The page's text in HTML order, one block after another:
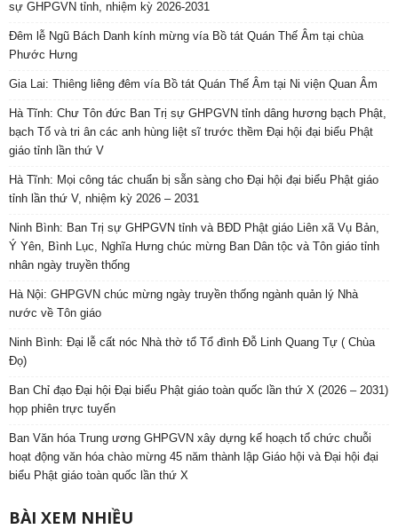
sự GHPGVN tỉnh, nhiệm kỳ 2026-2031
Đêm lễ Ngũ Bách Danh kính mừng vía Bồ tát Quán Thế Âm tại chùa
Phước Hưng
Gia Lai: Thiêng liêng đêm vía Bồ tát Quán Thế Âm tại Ni viện Quan Âm
Hà Tĩnh: Chư Tôn đức Ban Trị sự GHPGVN tỉnh dâng hương bạch Phật,
bạch Tổ và tri ân các anh hùng liệt sĩ trước thềm Đại hội đại biểu Phật
giáo tỉnh lần thứ V
Hà Tĩnh: Mọi công tác chuẩn bị sẵn sàng cho Đại hội đại biểu Phật giáo
tỉnh lần thứ V, nhiệm kỳ 2026 – 2031
Ninh Bình: Ban Trị sự GHPGVN tỉnh và BĐD Phật giáo Liên xã Vụ Bản,
Ý Yên, Bình Lục, Nghĩa Hưng chúc mừng Ban Dân tộc và Tôn giáo tỉnh
nhân ngày truyền thống
Hà Nội: GHPGVN chúc mừng ngày truyền thống ngành quản lý Nhà
nước về Tôn giáo
Ninh Bình: Đại lễ cất nóc Nhà thờ tổ Tổ đình Đỗ Linh Quang Tự ( Chùa
Đọ)
Ban Chỉ đạo Đại hội Đại biểu Phật giáo toàn quốc lần thứ X (2026 – 2031)
họp phiên trực tuyến
Ban Văn hóa Trung ương GHPGVN xây dựng kế hoạch tổ chức chuỗi
hoạt động văn hóa chào mừng 45 năm thành lập Giáo hội và Đại hội đại
biểu Phật giáo toàn quốc lần thứ X
BÀI XEM NHIỀU